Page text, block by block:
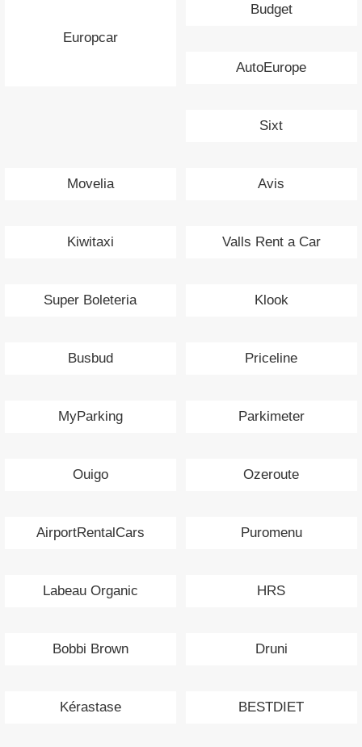
Europcar
Budget
AutoEurope
Sixt
Movelia Avis
Kiwitaxi Valls Rent a Car
Super Boleteria Klook
Busbud Priceline
MyParking Parkimeter
Ouigo Ozeroute
AirportRentalCars Puromenu
Labeau Organic HRS
Bobbi Brown Druni
Kérastase BESTDIET